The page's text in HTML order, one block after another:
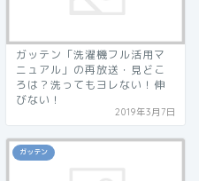
ガッテン「洗濯機フル活用マ
ニュアル」の再放送・見どこ
ろは？洗ってもヨレない！伸
びない！
2019年3月7日
ガッテン